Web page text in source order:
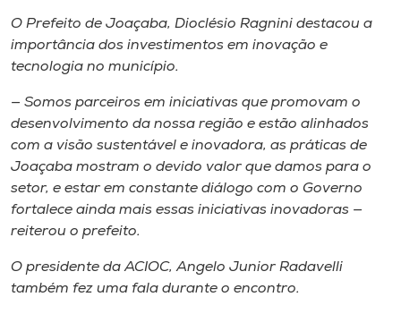
O Prefeito de Joaçaba, Dioclésio Ragnini destacou a
importância dos investimentos em inovação e
tecnologia no município.
— Somos parceiros em iniciativas que promovam o
desenvolvimento da nossa região e estão alinhados
com a visão sustentável e inovadora, as práticas de
Joaçaba mostram o devido valor que damos para o
setor, e estar em constante diálogo com o Governo
fortalece ainda mais essas iniciativas inovadoras —
reiterou o prefeito.
O presidente da ACIOC, Angelo Junior Radavelli
também fez uma fala durante o encontro.